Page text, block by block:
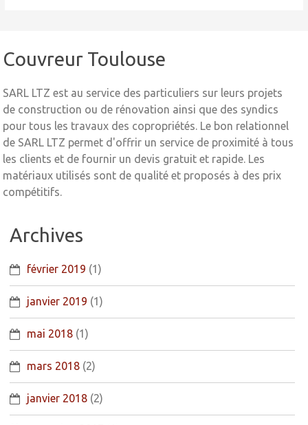
Couvreur Toulouse
SARL LTZ est au service des particuliers sur leurs projets
de construction ou de rénovation ainsi que des syndics
pour tous les travaux des copropriétés. Le bon relationnel
de SARL LTZ permet d'offrir un service de proximité à tous
les clients et de fournir un devis gratuit et rapide. Les
matériaux utilisés sont de qualité et proposés à des prix
compétitifs.
Archives
février 2019 (1)
janvier 2019 (1)
mai 2018 (1)
mars 2018 (2)
janvier 2018 (2)